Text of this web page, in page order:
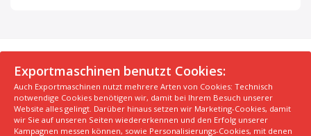
© 2026 Exportmaschinen.de
Über uns
AGB Datenschutzerklärung
FAQ
Impressum
Hersteller
Unsere Top Maschinen #1
Unsere Top Maschinen #2
Unsere Top Maschinen #3
Exportmaschinen benutzt Cookies:
Auch Exportmaschinen nutzt mehrere Arten von Cookies: Technisch
notwendige Cookies benötigen wir, damit bei Ihrem Besuch unserer
Website alles gelingt. Darüber hinaus setzen wir Marketing-Cookies, damit
wir Sie auf unseren Seiten wiedererkennen und den Erfolg unserer
Kampagnen messen können, sowie Personalisierungs-Cookies, mit denen